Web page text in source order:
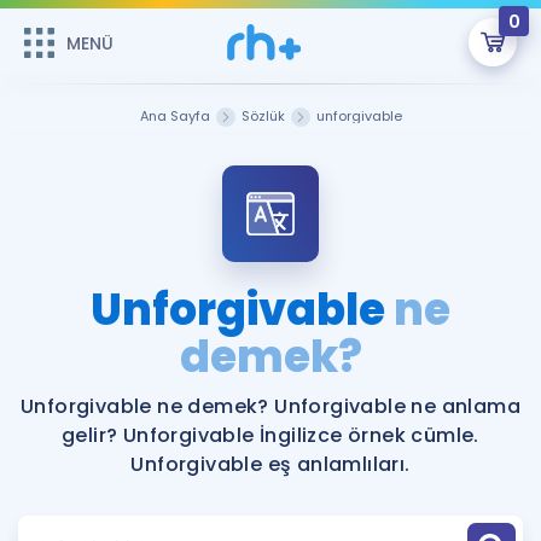
MENÜ
0
Şifremi Hatırlamıyorum
Sepetin Şu An Boş.
Remzi Hoca ile seni sınava hazırlayacak onlarca eğitim seni
bekliyor!
MENÜ
Katılımcı Görüşleri
Faydalı Araçlar
Ücretsiz Kaynaklar
İngilizce Gramer
Ana Sayfa Sözlük unforgivable
Unforgivablene
demek?
Unforgivable ne demek? Unforgivable ne anlama
gelir? Unforgivable İngilizce örnek cümle.
Unforgivable eş anlamlıları.